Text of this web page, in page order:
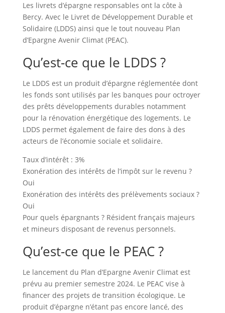
Les livrets d’épargne responsables ont la côte à
Bercy. Avec le Livret de Développement Durable et
Solidaire (LDDS) ainsi que le tout nouveau Plan
d’Epargne Avenir Climat (PEAC).
Qu’est-ce que le LDDS ?
Le LDDS est un produit d’épargne réglementée dont
les fonds sont utilisés par les banques pour octroyer
des prêts développements durables notamment
pour la rénovation énergétique des logements. Le
LDDS permet également de faire des dons à des
acteurs de l’économie sociale et solidaire.
Taux d’intérêt : 3%
Exonération des intérêts de l’impôt sur le revenu ?
Oui
Exonération des intérêts des prélèvements sociaux ?
Oui
Pour quels épargnants ? Résident français majeurs
et mineurs disposant de revenus personnels.
Qu’est-ce que le PEAC ?
Le lancement du Plan d’Epargne Avenir Climat est
prévu au premier semestre 2024. Le PEAC vise à
financer des projets de transition écologique. Le
produit d’épargne n’étant pas encore lancé, des